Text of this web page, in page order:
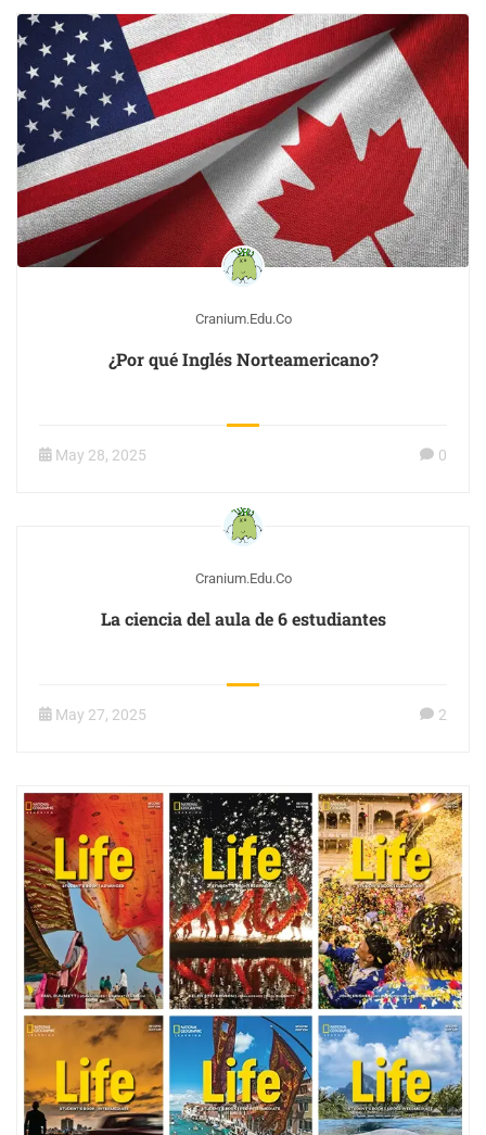
Cranium.edu.co
¿Por qué Inglés Norteamericano?
May 28, 2025 0
Cranium.edu.co
La ciencia del aula de 6 estudiantes
May 27, 2025 2